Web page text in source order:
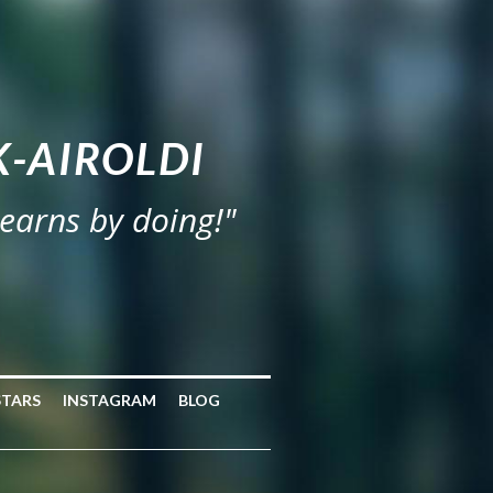
AIROLDI
by doing!"
INSTAGRAM BLOG